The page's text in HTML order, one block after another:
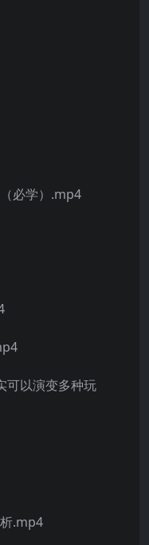
必学）.mp4
可以演变多种玩
.mp4